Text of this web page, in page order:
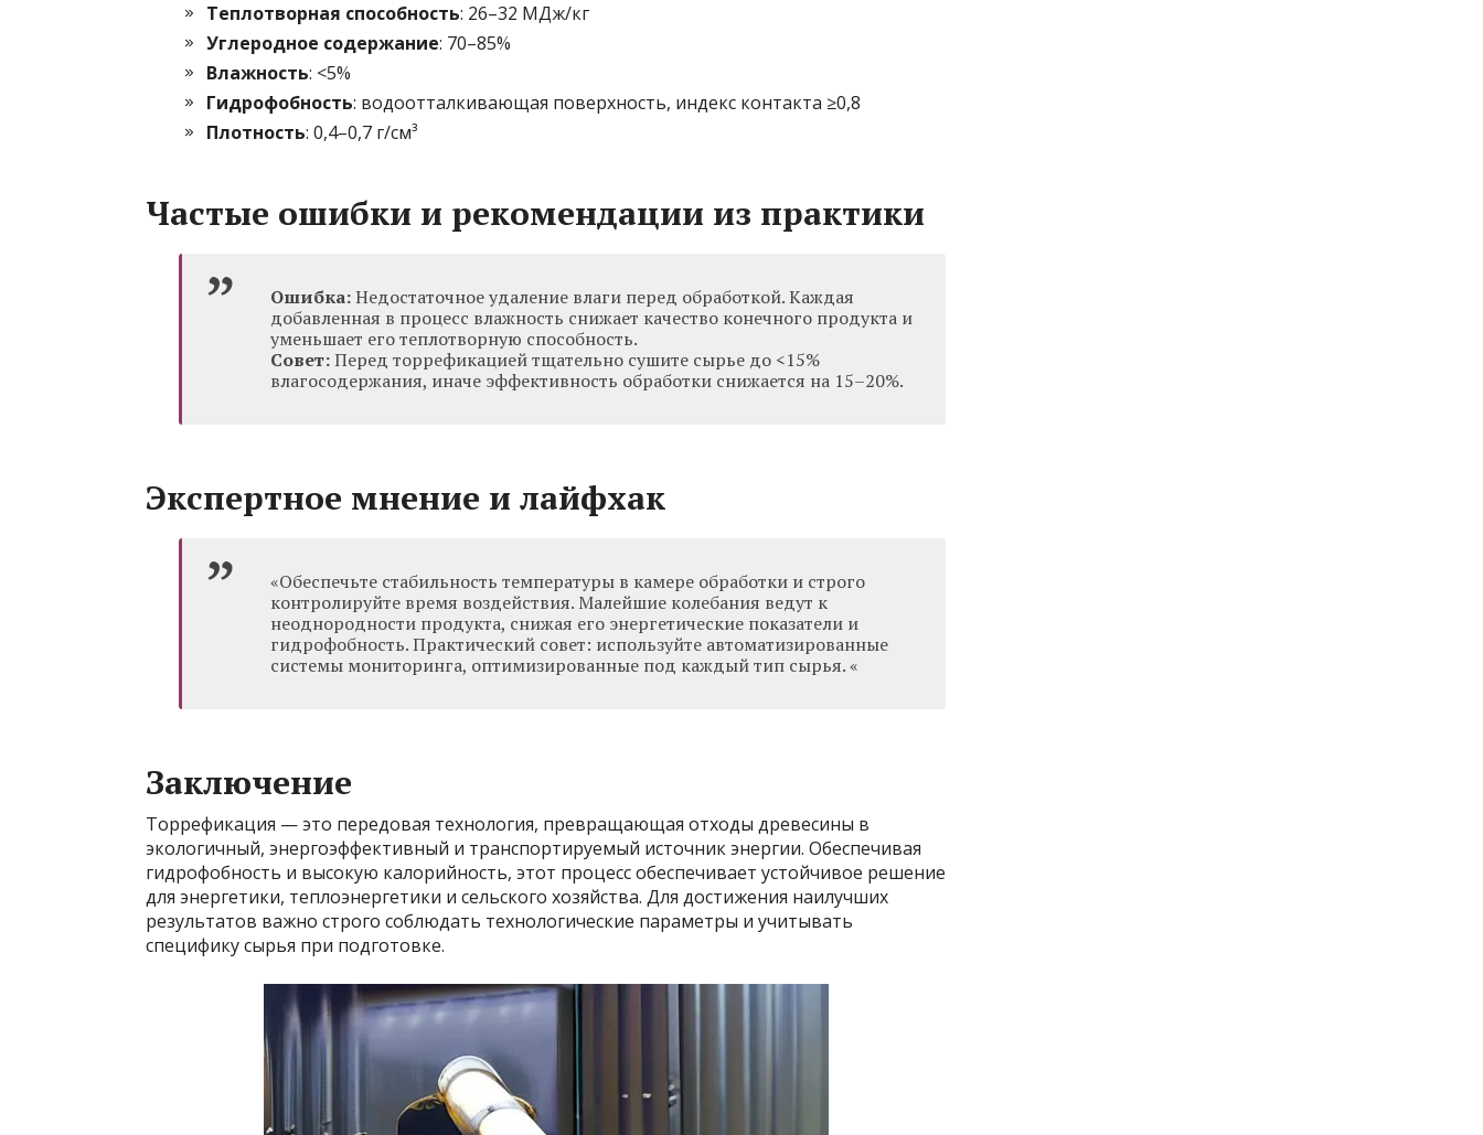
Теплотворная способность: 26–32 МДж/кг
Углеродное содержание: 70–85%
Влажность: <5%
Гидрофобность: водоотталкивающая поверхность, индекс контакта ≥0,8
Плотность: 0,4–0,7 г/см³
Частые ошибки и рекомендации из практики
Ошибка:Недостаточное удаление влаги перед обработкой. Каждая
добавленная в процесс влажность снижает качество конечного продукта и
уменьшает его теплотворную способность.
Совет:Перед торрефикацией тщательно сушите сырье до <15%
влагосодержания, иначе эффективность обработки снижается на 15–20%.
Экспертное мнение и лайфхак
«Обеспечьте стабильность температуры в камере обработки и строго
контролируйте время воздействия. Малейшие колебания ведут к
неоднородности продукта, снижая его энергетические показатели и
гидрофобность. Практический совет: используйте автоматизированные
системы мониторинга, оптимизированные под каждый тип сырья. «
Заключение
Торрефикация — это передовая технология, превращающая отходы древесины в
экологичный, энергоэффективный и транспортируемый источник энергии. Обеспечивая
гидрофобность и высокую калорийность, этот процесс обеспечивает устойчивое решение
для энергетики, теплоэнергетики и сельского хозяйства. Для достижения наилучших
результатов важно строго соблюдать технологические параметры и учитывать
специфику сырья при подготовке.